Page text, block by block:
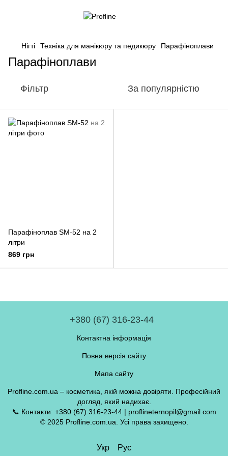
Нігті Техніка для манікюру та педикюру Парафіноплави
Парафіноплави
Фільтр За популярністю
Парафіноплав SM-52 на 2
літри
869 грн
+380 (67) 316-23-44
Контактна інформація
Повна версія сайту
Мапа сайту
Profline.com.ua – косметика, якій можна довіряти. Професійний
догляд, який надихає.
📞 Контакти: +380 (67) 316-23-44 | proflineternopil@gmail.com
© 2025 Profline.com.ua. Усі права захищено.
Укр Рус